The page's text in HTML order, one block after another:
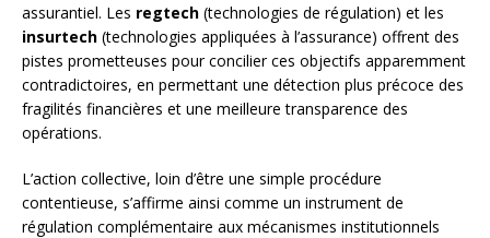
assurantiel. Les regtech (technologies de régulation) et les
insurtech (technologies appliquées à l’assurance) offrent des
pistes prometteuses pour concilier ces objectifs apparemment
contradictoires, en permettant une détection plus précoce des
fragilités financières et une meilleure transparence des
opérations.
L’action collective, loin d’être une simple procédure
contentieuse, s’affirme ainsi comme un instrument de
régulation complémentaire aux mécanismes institutionnels